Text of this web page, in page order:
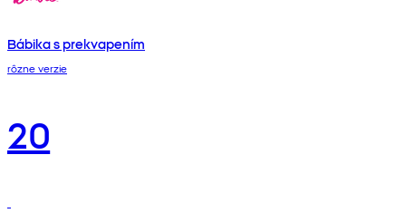
Bábika s prekvapením
rôzne verzie
20